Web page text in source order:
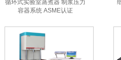
循环式实验室蒸煮器 制浆压力
容器系统 ASME认证